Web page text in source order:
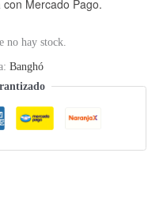
con Mercado Pago.
no hay stock.
Banghó